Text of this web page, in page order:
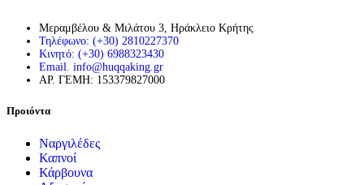
Μεραμβέλου & Μιλάτου 3, Ηράκλειο Κρήτης
Τηλέφωνο: (+30) 2810227370
Κινητό: (+30) 6988323430
Email. info@huqqaking.gr
ΑΡ. ΓΕΜΗ: 153379827000
Προιόντα
Ναργιλέδες
Καπνοί
Κάρβουνα